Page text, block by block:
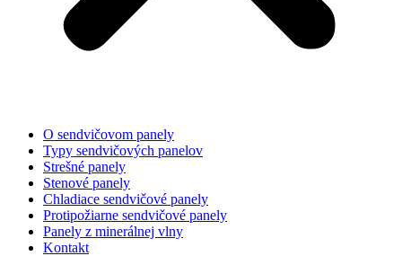
O sendvičovom panely
Typy sendvičových panelov
Strešné panely
Stenové panely
Chladiace sendvičové panely
Protipožiarne sendvičové panely
Panely z minerálnej vlny
Kontakt